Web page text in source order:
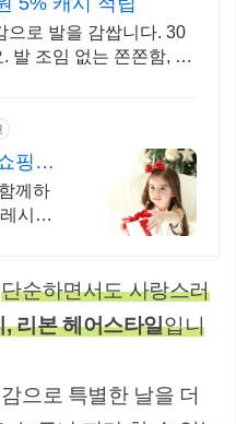
으로 발을 감쌉니다. 30
발 조임 없는 쫀쫀함, 쿠
핑몰
핑몰
께하
시피
료제
단순하면서도 사랑스러
, 리본 헤어스타일입니
으로 특별한 날을 더